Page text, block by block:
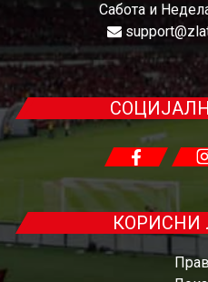
Сабота и
КОРИСНИ